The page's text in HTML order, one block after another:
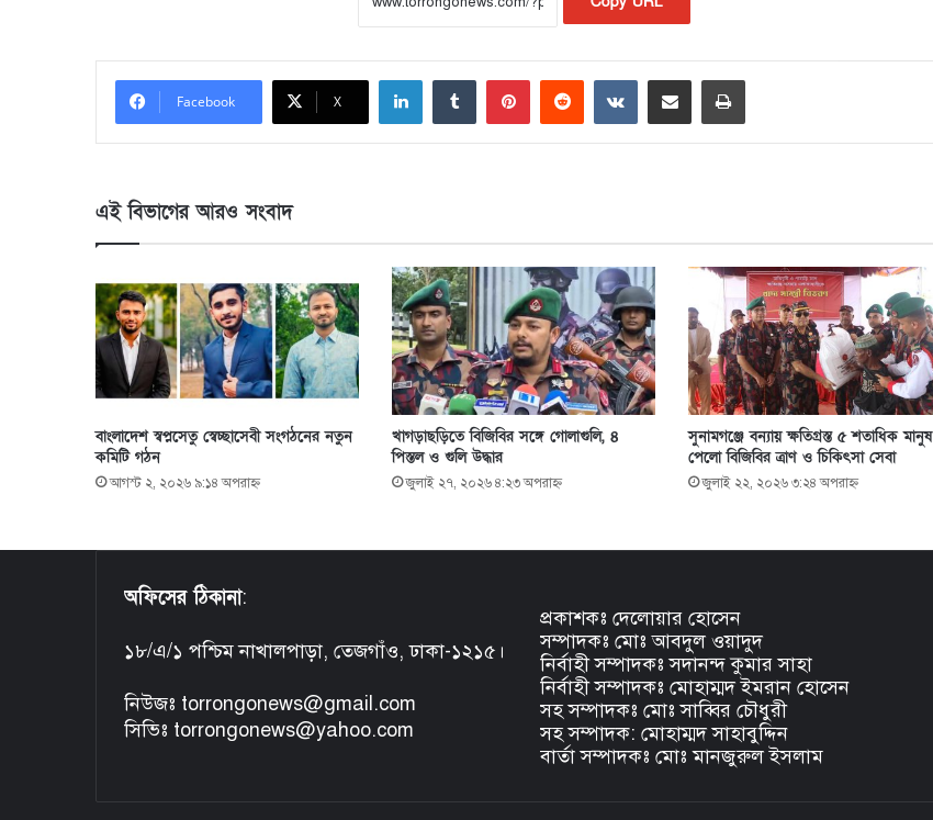
Facebook X
LinkedIn VKontakte
এই বিভাগের আরও সংবাদ
বাংলাদেশ স্বপ্নসেতু স্বেচ্ছাসেবী সংগঠনের নতুন
কমিটি গঠন
আগস্ট ২, ২০২৬ ৯:১৪ অপরাহ্ণ
খাগড়াছড়িতে বিজিবির সঙ্গে গোলাগুলি, ৪
পিস্তল ও গুলি উদ্ধার
জুলাই ২৭, ২০২৬ ৪:২৩ অপরাহ্ণ
সুনামগঞ্জে বন্যায় ক্ষতিগ্রস্ত ৫ শতাধিক মানুষ
পেলো বিজিবির ত্রাণ ও চিকিৎসা সেবা
জুলাই ২২, ২০২৬ ৩:২৪ অপরাহ্ণ
অফিসের ঠিকানা:
১৮/এ/১ পশ্চিম নাখালপাড়া, তেজগাঁও, ঢাকা-১২১৫।
নিউজঃ torrongonews@gmail.com
সিভিঃ torrongonews@yahoo.com
প্রকাশকঃ দেলোয়ার হোসেন
সম্পাদকঃ মোঃ আবদুল ওয়াদুদ
নির্বাহী সম্পাদকঃ সদানন্দ কুমার সাহা
নির্বাহী সম্পাদকঃ মোহাম্মদ ইমরান হোসেন
সহ সম্পাদকঃ মোঃ সাব্বির চৌধুরী
সহ সম্পাদক: মোহাম্মদ সাহাবুদ্দিন
বার্তা সম্পাদকঃ মোঃ মানজুরুল ইসলাম